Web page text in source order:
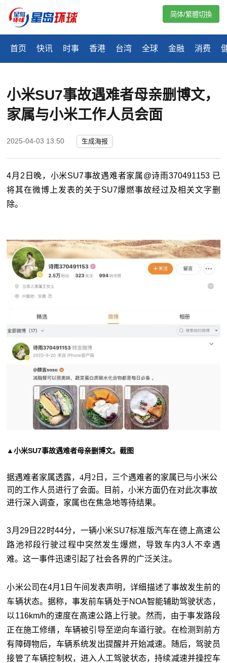
首页 快讯 时事 香港 台湾 全球 金融 消费
简体/繁體切換
小米SU7事故遇难者母亲删博文，
家属与小米工作人员会面
2025-04-03 13:50 生成海报
4月2日晚，小米SU7事故遇难者家属@诗雨370491153 已
将其在微博上发表的关于SU7爆燃事故经过及相关文字删
除。
▲小米SU7事故遇难者母亲删博文。截图
据遇难者家属透露，4月2日，三个遇难者的家属已与小米公
司的工作人员进行了会面。目前，小米方面仍在对此次事故
进行深入调查，家属也在焦急地等待结果。
3月29日22时44分，一辆小米SU7标准版汽车在德上高速公
路池祁段行驶过程中突然发生爆燃，导致车内3人不幸遇
难。这一事件迅速引起了社会各界的广泛关注。
小米公司在4月1日午间发表声明，详细描述了事故发生前的
车辆状态。据称，事发前车辆处于NOA智能辅助驾驶状态，
以116km/h的速度在高速公路上行驶。然而，由于事发路段
正在施工修缮，车辆被引导至逆向车道行驶。在检测到前方
有障碍物后，车辆系统发出提醒并开始减速。随后，驾驶员
接管了车辆控制权，进入人工驾驶状态，持续减速并操控车